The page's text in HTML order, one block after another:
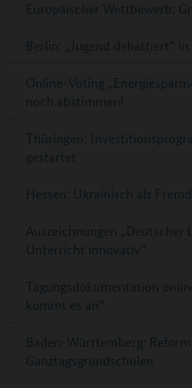
Europäischer Wettbewerb:
Berlin: „Jugend debattiert“
Online-Voting
noch abstimmen!
Thüringen:
gestartet
Hessen: Ukrainisch als
Auszeichnungen „Deutscher
Unterricht innovativ“
Tagungsdokumentation
kommt es an“
Baden-Württemberg:
Ganztagsgrundschulen